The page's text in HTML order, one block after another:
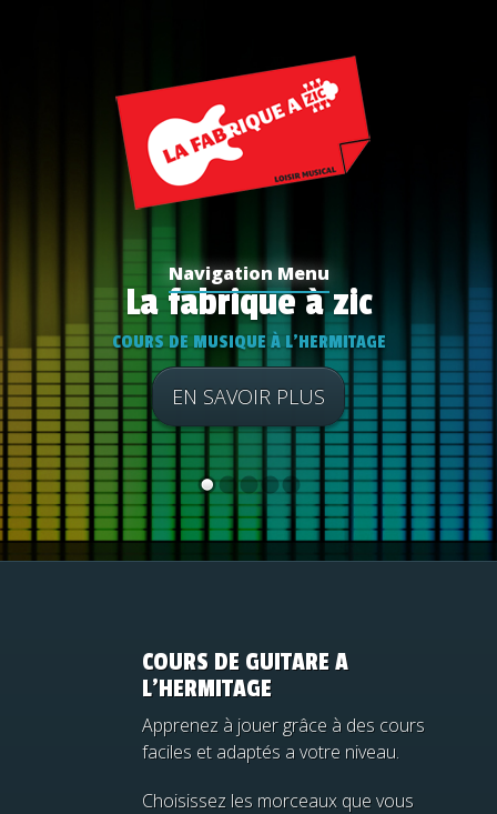
Navigation Menu
La fabrique à zic
COURS DE MUSIQUE À L'HERMITAGE
EN SAVOIR PLUS
COURS DE GUITARE A
L’HERMITAGE
Apprenez à jouer grâce à des cours
faciles et adaptés a votre niveau.
Choisissez les morceaux que vous